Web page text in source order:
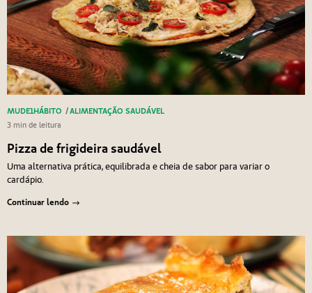
MUDE1HÁBITO /ALIMENTAÇÃO SAUDÁVEL
3 min de leitura
Pizza de frigideira saudável
Uma alternativa prática, equilibrada e cheia de sabor para variar o
cardápio.
Continuar lendo